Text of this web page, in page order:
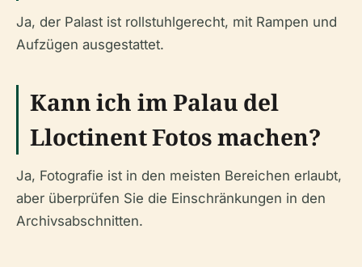
Ja, der Palast ist rollstuhlgerecht, mit Rampen und
Aufzügen ausgestattet.
Kann ich im Palau del
Lloctinent Fotos machen?
Ja, Fotografie ist in den meisten Bereichen erlaubt,
aber überprüfen Sie die Einschränkungen in den
Archivsabschnitten.